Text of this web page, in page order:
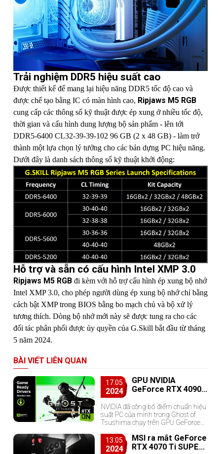
Trải nghiệm DDR5 hiệu suất cao
Được thiết kế để mang lại hiệu năng DDR5 tốc độ cao và
được chế tạo bằng IC có màn hình cao, Ripjaws M5 RGB
cung cấp các thông số kỹ thuật được ép xung ở nhiều tốc độ,
thời gian và cấu hình dung lượng bộ sản phẩm - lên tới
DDR5-6400 CL32-39-39-102 96 GB (2 x 48 GB) - làm trở
thành một lựa chọn lý tưởng cho các bản dựng PC hiệu năng.
Dưới đây là danh sách thông số kỹ thuật khởi động:
Hỗ trợ và sẵn có cấu hình Intel XMP 3.0
Ripjaws M5 RGB đi kèm với hỗ trợ cấu hình ép xung bộ nhớ
Intel XMP 3.0, cho phép người dùng ép xung bộ nhớ chỉ bằng
cách bật XMP trong BIOS bằng bo mạch chủ và bộ xử lý
tương thích. Dòng bộ nhớ mới này sẽ được tung ra cho các
đối tác phân phối được ủy quyền của G.Skill bắt đầu từ tháng
5 năm 2024.
BÀI VIẾT LIÊN QUAN
17.05
2024
GPU NVIDIA
GeForce RTX 4090
phân giải 4K
NVIDIA đã công bố điểm chuẩn hiệu
suất PC của mình trong Ghost of
Tsushima chạy trên GPU GeForce
DLSS 3.
13.05
2024
MSI ra mắt GeForce
RTX 4070 Ti SUPER